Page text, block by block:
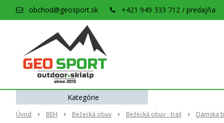
obchod@geosport.sk +421 949 333 712 / predajňa
Úvod BEH Bežecká obuv Bežecká obuv - trail Dámska
Kategórie